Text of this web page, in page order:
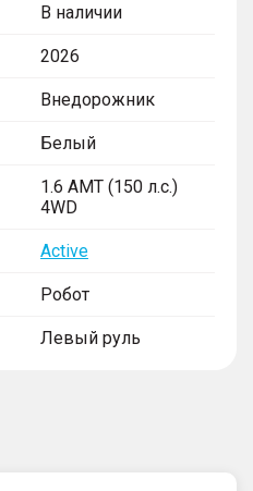
В наличии
2026
Внедорожник
Белый
1.6 AMT (150 л.с.)
4WD
Active
Робот
Левый руль